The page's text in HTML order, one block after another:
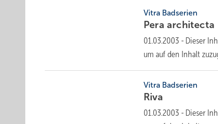
Vitra Badserien
Peraarchitecta
01.03.2003 - Dieser
um auf den Inhalt
Vitra Badserien
Riva
01.03.2003 - Dieser